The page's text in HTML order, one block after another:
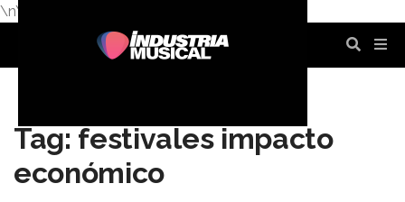
\n\n
Tag: festivales impacto
económico